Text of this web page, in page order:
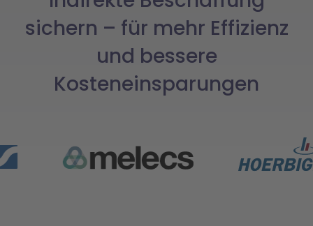
sichern – für mehr Effizienz
und bessere
Kosteneinsparungen